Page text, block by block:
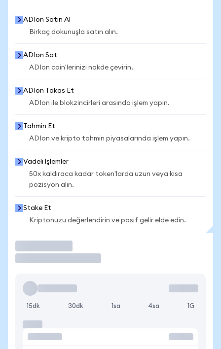
ADIon Satın Al
Birkaç dokunuşla satın alın.
ADIon Sat
ADIon coin'lerinizi nakde çevirin.
ADIon Takas Et
ADIon ile blokzincirleri arasında işlem yapın.
Tahmin Et
ADIon ve kripto tahmin piyasalarında işlem yapın.
Vadeli İşlemler
50x kaldıraca kadar token'larda uzun veya kısa
pozisyon alın.
Stake Et
Kriptonuzu değerlendirin ve pasif gelir elde edin.
15dk 30dk 1sa 4sa 1G